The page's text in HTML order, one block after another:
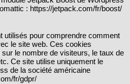
: https://jetpack.com/fr/boost/
utilisés pour comprendre comment
le site web. Ces cookies
le nombre de visiteurs, le taux de
Ce site utilise uniquement le
de la société américaine
fr/gdpr/